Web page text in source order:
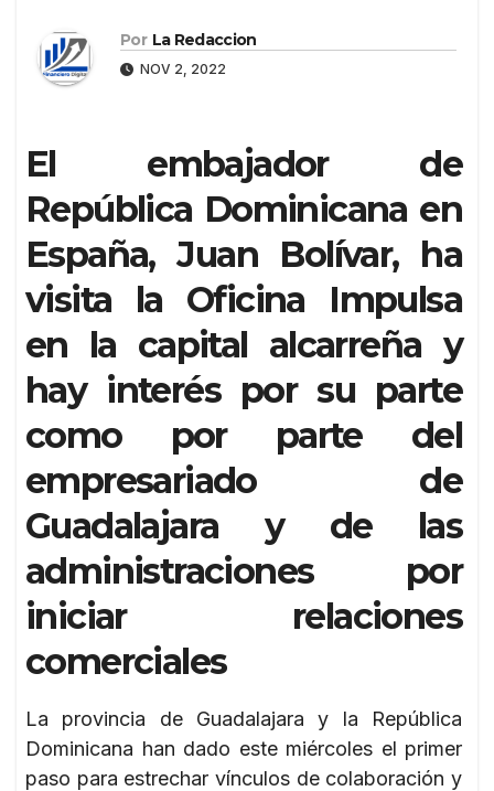
Por La Redaccion
NOV 2, 2022
El embajador de
República Dominicana en
España, Juan Bolívar, ha
visita la Oficina Impulsa
en la capital alcarreña y
hay interés por su parte
como por parte del
empresariado de
Guadalajara y de las
administraciones por
iniciar relaciones
comerciales
La provincia de Guadalajara y la República
Dominicana han dado este miércoles el primer
paso para estrechar vínculos de colaboración y